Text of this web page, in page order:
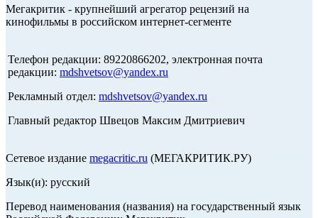
Мегакритик - крупнейший агрегатор рецензий на
кинофильмы в российском интернет-сегменте
Телефон редакции: 89220866202, электронная почта
редакции: mdshvetsov@yandex.ru
Рекламный отдел: mdshvetsov@yandex.ru
Главный редактор Швецов Максим Дмитриевич
Сетевое издание megacritic.ru (МЕГАКРИТИК.РУ)
Язык(и): русский
Перевод наименования (названия) на государственный язык